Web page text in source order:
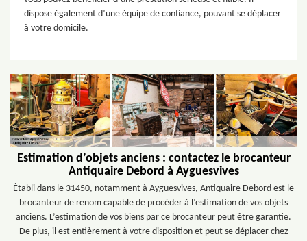
dispose également d’une équipe de confiance, pouvant se déplacer
à votre domicile.
Estimation d’objets anciens : contactez le brocanteur
Antiquaire Debord à Ayguesvives
Établi dans le 31450, notamment à Ayguesvives, Antiquaire Debord est le
brocanteur de renom capable de procéder à l’estimation de vos objets
anciens. L’estimation de vos biens par ce brocanteur peut être garantie.
De plus, il est entièrement à votre disposition et peut se déplacer chez